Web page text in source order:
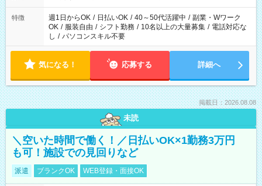
特徴 週1日からOK / 日払いOK / 40～50代活躍中 / 副業・Wワーク
OK / 服装自由 / シフト勤務 / 10名以上の大量募集 / 電話対応な
し / パソコンスキル不要
気になる！ 応募する 詳細へ
掲載日：2026.08.08
未読
＼空いた時間で働く！／日払いOK×1勤務3万円
も可！施設での見回りなど
派遣 ブランクOK WEB登録・面接OK